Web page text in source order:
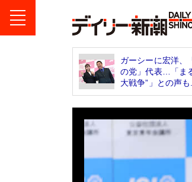
ガーシーに宏洋、
の党」代表…「ま
大戦争”」との声も